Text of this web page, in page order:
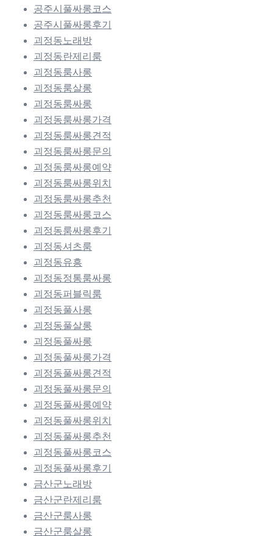
공주시풀싸롱코스
공주시풀싸롱후기
괴정동노래방
괴정동란제리룸
괴정동룸사롱
괴정동룸살롱
괴정동룸싸롱
괴정동룸싸롱가격
괴정동룸싸롱견적
괴정동룸싸롱문의
괴정동룸싸롱예약
괴정동룸싸롱위치
괴정동룸싸롱추천
괴정동룸싸롱코스
괴정동룸싸롱후기
괴정동셔츠룸
괴정동유흥
괴정동정통룸싸롱
괴정동퍼블릭룸
괴정동풀사롱
괴정동풀살롱
괴정동풀싸롱
괴정동풀싸롱가격
괴정동풀싸롱견적
괴정동풀싸롱문의
괴정동풀싸롱예약
괴정동풀싸롱위치
괴정동풀싸롱추천
괴정동풀싸롱코스
괴정동풀싸롱후기
금산군노래방
금산군란제리룸
금산군룸사롱
금산군룸살롱